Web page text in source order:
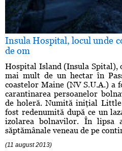
Insula Hospital, locul unde
de om
Hospital Island (Insula Spital),
mai mult de un hectar în
coastelor Maine (NV S.U.A.) a
carantinarea persoanelor
de holeră. Numită iniţial
fost redenumită după ce un
izolarea bolnavilor. În lipsa
săptămânale veneau de pe
(11 august 2013)